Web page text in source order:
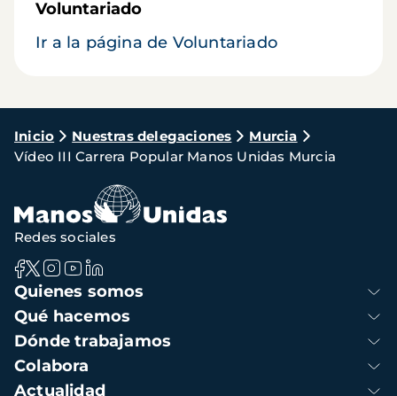
Voluntariado
Ir a la página de Voluntariado
Ruta
de
navegación
Inicio Nuestras delegaciones
Murcia
Vídeo III Carrera Popular Manos Unidas Murcia
Navegación
principal
Quienes somos
Qué hacemos
Dónde trabajamos
Colabora
Actualidad
Redes sociales